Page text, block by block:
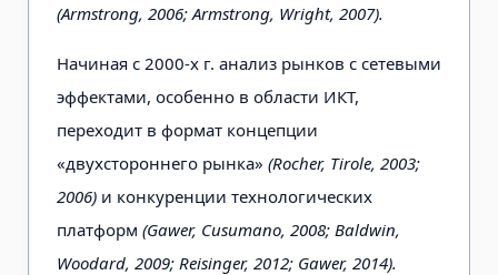
(Armstrong, 2006; Armstrong, Wright, 2007).
Начиная с 2000-х г. анализ рынков с сетевыми
эффектами, особенно в области ИКТ,
переходит в формат концепции
«двухстороннего рынка» (Rocher, Tirole, 2003;
2006) и конкуренции технологических
платформ (Gawer, Cusumano, 2008; Baldwin,
Woodard, 2009; Reisinger, 2012; Gawer, 2014).